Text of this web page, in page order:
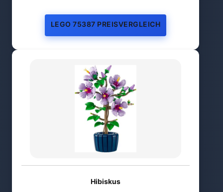
LEGO 75387 PREISVERGLEICH
Hibiskus